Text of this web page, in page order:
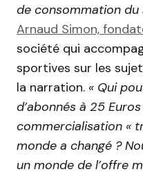
de consommation du
Arnaud Simon,
société qui
sportives sur les
la narration. « Qui
d’abonnés à 25
commercialisation «
monde a changé ?
un monde de l’offre